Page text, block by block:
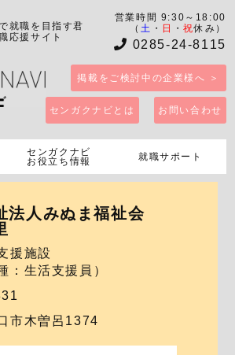
就職を目指す君
応援サイト
営業時間 9:30～18:00
（ 土 ・ 日 ・祝休み）
0285-24-8115
掲載をご検討中の企業様へ ＞
センガクナビとは お問い合わせ
センガクナビ
お役立ち情報
就職サポート
法人みぬま福祉会
援施設
：生活支援員）
市木曽呂1374